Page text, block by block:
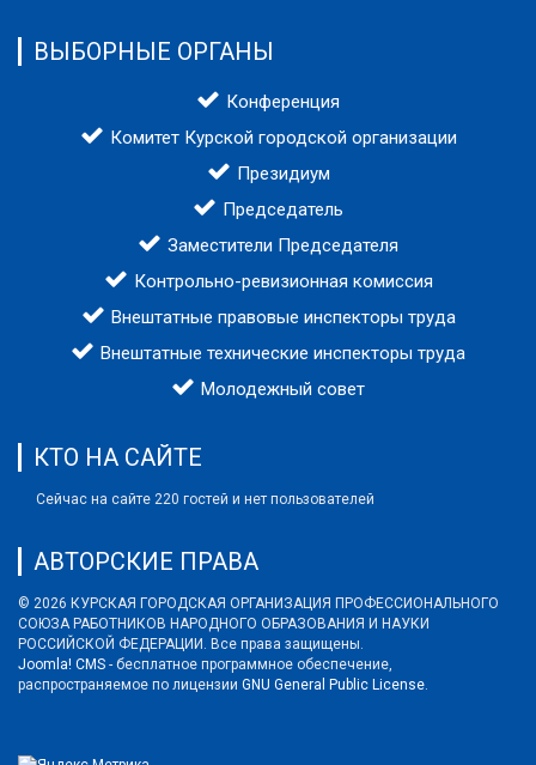
ВЫБОРНЫЕ ОРГАНЫ
Конференция
Комитет Курской городской организации
Президиум
Председатель
Заместители Председателя
Контрольно-ревизионная комиссия
Внештатные правовые инспекторы труда
Внештатные технические инспекторы труда
Молодежный совет
КТО НА САЙТЕ
Сейчас на сайте 220 гостей и нет пользователей
АВТОРСКИЕ ПРАВА
© 2026 КУРСКАЯ ГОРОДСКАЯ ОРГАНИЗАЦИЯ ПРОФЕССИОНАЛЬНОГО
СОЮЗА РАБОТНИКОВ НАРОДНОГО ОБРАЗОВАНИЯ И НАУКИ
РОССИЙСКОЙ ФЕДЕРАЦИИ. Все права защищены.
Joomla! CMS - бесплатное программное обеспечение,
распространяемое по лицензии GNU General Public License.